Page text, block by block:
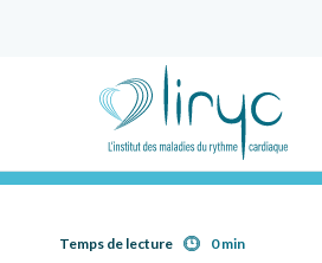
Temps de lecture 0 min